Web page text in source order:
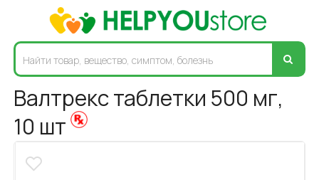
Валтрекс таблетки 500 мг,
10 шт